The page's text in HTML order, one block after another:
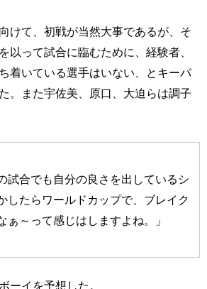
けて、初戦が当然大事であるが、そ
以って試合に臨むために、経験者、
着いている選手はいない、とキーパ
。また宇佐美、原口、大迫らは調子
試合でも自分の良さを出しているシ
したらワールドカップで、ブレイク
ぁ～って感じはしますよね。」
ーイを予想した。